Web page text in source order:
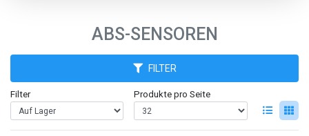
ABS-SENSOREN
FILTER
Filter Produkte pro Seite